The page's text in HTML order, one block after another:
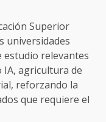
Superior
universidades
estudio relevantes
IA, agricultura de
reforzando la
que requiere el